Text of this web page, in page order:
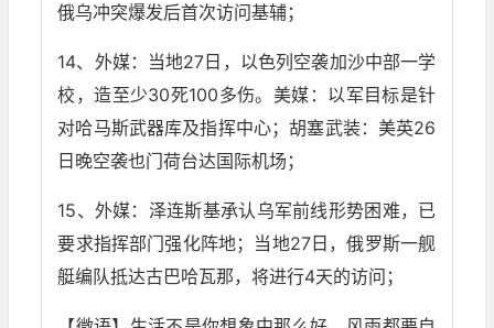
俄乌冲突爆发后首次访问基辅；
14、外媒：当地27日，以色列空袭加沙中部一学
校，造至少30死100多伤。美媒：以军目标是针
对哈马斯武器库及指挥中心；胡塞武装：美英26
日晚空袭也门荷台达国际机场；
15、外媒：泽连斯基承认乌军前线形势困难，已
要求指挥部门强化阵地；当地27日，俄罗斯一舰
艇编队抵达古巴哈瓦那，将进行4天的访问；